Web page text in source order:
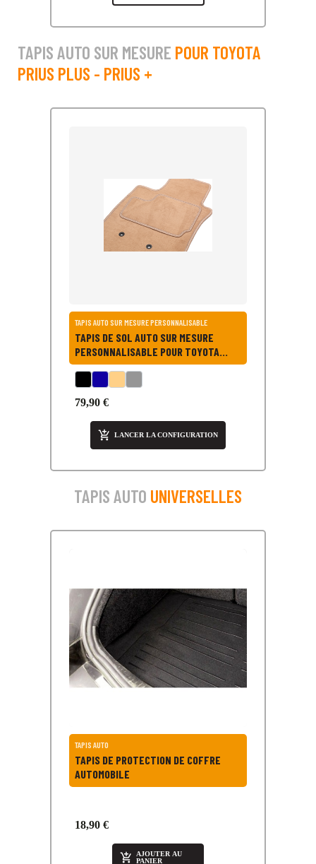
TAPIS AUTO SUR MESURE POUR TOYOTA
PRIUS PLUS - PRIUS +
TAPIS AUTO SUR MESURE PERSONNALISABLE
TAPIS DE SOL AUTO SUR MESURE
PERSONNALISABLE POUR TOYOTA
PRIUS PLUS - PRIUS +
79,90 €
 LANCER LA CONFIGURATION
TAPIS AUTO UNIVERSELLES
TAPIS AUTO
TAPIS DE PROTECTION DE COFFRE
AUTOMOBILE
18,90 €

AJOUTER AU
PANIER